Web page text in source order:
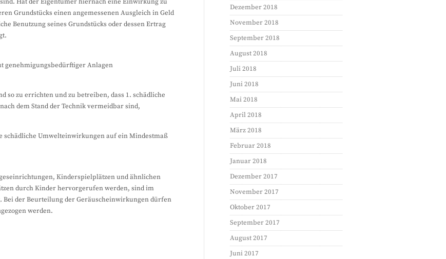
Grundstücks einen angemessenen Ausgleich in Geld
Benutzung seines Grundstücks oder dessen Ertrag
genehmigungsbedürftiger Anlagen
so zu errichten und zu betreiben, dass 1. schädliche
dem Stand der Technik vermeidbar sind,
schädliche Umwelteinwirkungen auf ein Mindestmaß
Kinderspielplätzen und ähnlichen
durch Kinder hervorgerufen werden, sind im
der Beurteilung der Geräuscheinwirkungen dürfen
werden.
Dezember 2018
November 2018
September 2018
August 2018
Juli 2018
Juni 2018
Mai 2018
April 2018
März 2018
Februar 2018
Januar 2018
Dezember 2017
November 2017
Oktober 2017
September 2017
August 2017
Juni 2017